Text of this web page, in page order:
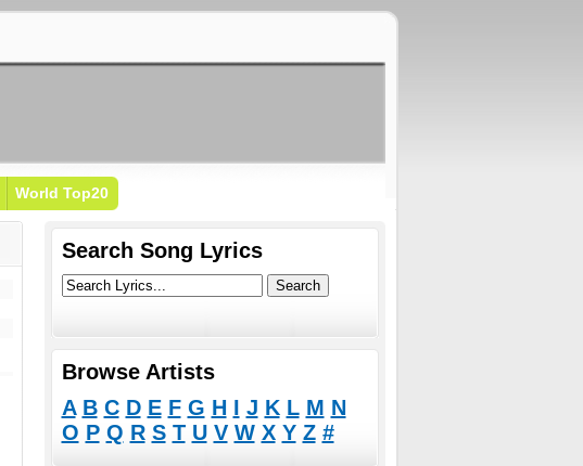
World Top20
Search Song Lyrics
Browse Artists
A B C D E F G H I J K L M N
O P Q R S T U V W X Y Z #